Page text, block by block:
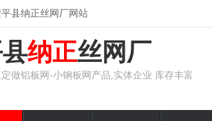
县纳正丝网厂网站
纳正丝网厂
做铝板网-小钢板网产品,实体企业 库存丰富